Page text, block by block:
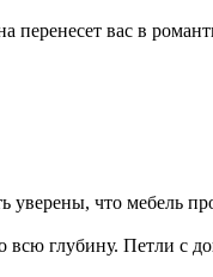
перенесет вас в
что мебель
глубину. Петли с